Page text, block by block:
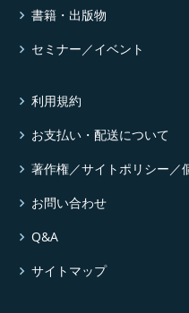
書籍・出版物
セミナー／イベント
利用規約
お支払い・配送について
著作権／サイトポリシー／
お問い合わせ
Q&A
サイトマップ